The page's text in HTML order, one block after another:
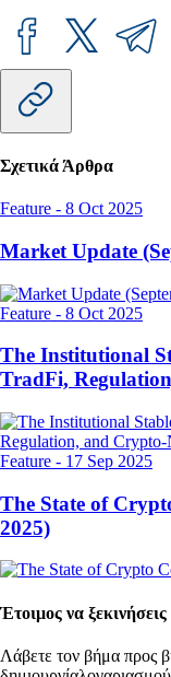
Σχετικά Άρθρα
Feature - 8 Oct 2025
Market Update
Feature - 8 Oct 2025
The Institutional
TradFi,
Feature - 17 Sep 2025
The State of
2025)
Έτοιμος να
Λάβετε τον βήμα προς